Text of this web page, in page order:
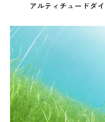
アルティチュードダ